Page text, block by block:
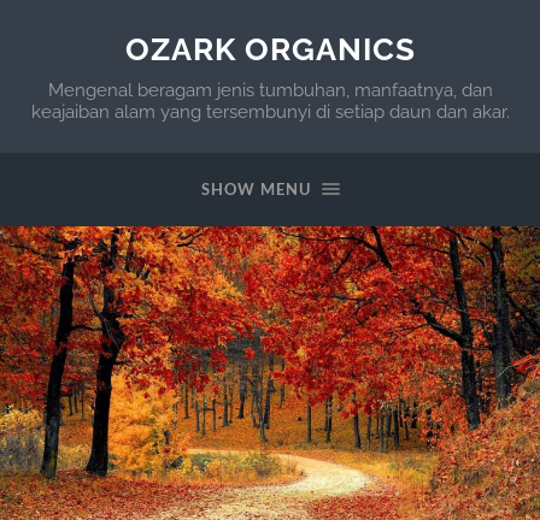
OZARK ORGANICS
Mengenal beragam jenis tumbuhan, manfaatnya, dan
keajaiban alam yang tersembunyi di setiap daun dan akar.
SHOW MENU